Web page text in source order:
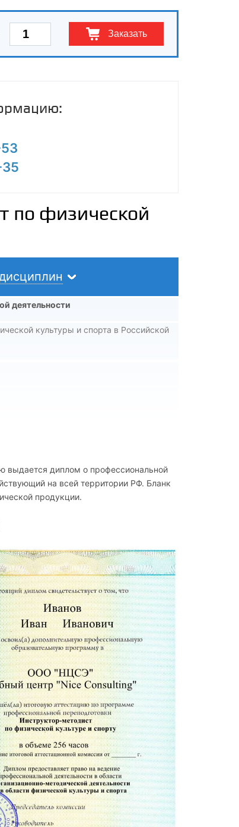
Заказать
по физической
деятельности
культуры и спорта в Российской
деятельности
деятельности
детей и подростков
воспитания
выдается диплом о профессиональной
на всей территории РФ. Бланк
продукции.